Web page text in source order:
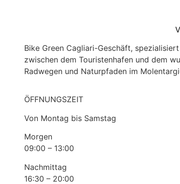
Bike Green Cagliari-Geschäft,
zwischen dem Touristenhafen und dem
Radwegen und Naturpfaden im
ÖFFNUNGSZEIT
Von Montag bis Samstag
Morgen
09:00 – 13:00
Nachmittag
16:30 – 20:00